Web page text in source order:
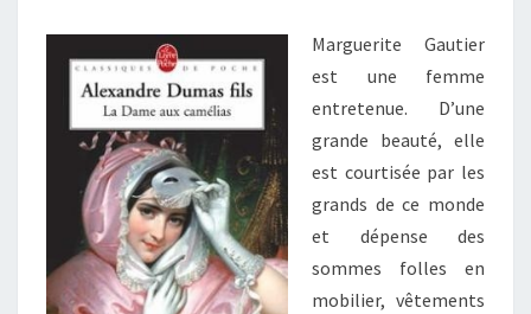
Marguerite Gautier
est une femme
entretenue. D’une
grande beauté, elle
est courtisée par les
grands de ce monde
et dépense des
sommes folles en
mobilier, vêtements